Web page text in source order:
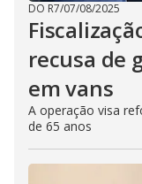
DO R7/07/08/2025
recusa de
em vans
A operação visa
de 65 anos